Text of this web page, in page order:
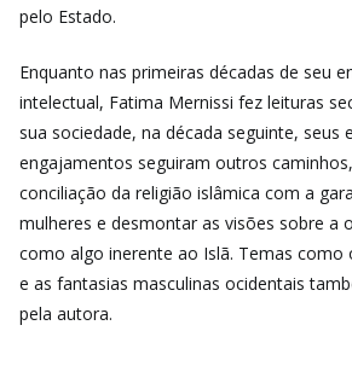
pelo Estado.
Enquanto nas primeiras décadas de seu
intelectual, Fatima Mernissi fez leituras
sua sociedade, na década seguinte, seus
engajamentos seguiram outros
conciliação da religião islâmica com a
mulheres e desmontar as visões sobre a
como algo inerente ao Islã. Temas como
e as fantasias masculinas ocidentais
pela autora.